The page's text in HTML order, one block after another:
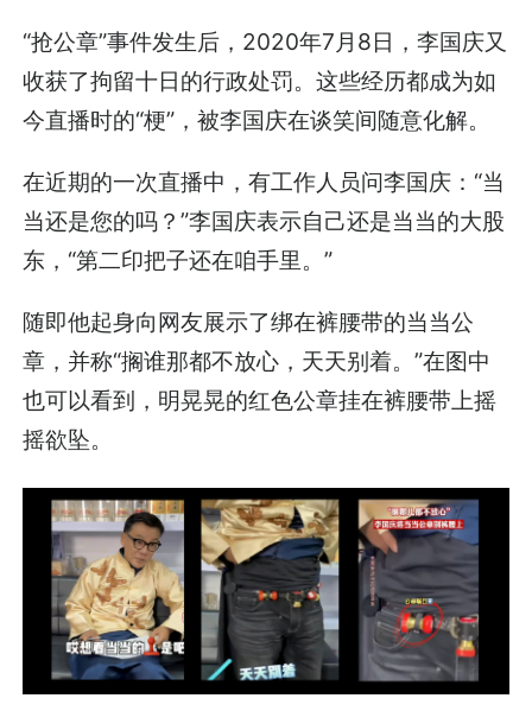
“抢公章”事件发生后，2020年7月8日，李国庆又
收获了拘留十日的行政处罚。这些经历都成为如
今直播时的“梗”，被李国庆在谈笑间随意化解。
在近期的一次直播中，有工作人员问李国庆：“当
当还是您的吗？”李国庆表示自己还是当当的大股
东，“第二印把子还在咱手里。”
随即他起身向网友展示了绑在裤腰带的当当公
章，并称“搁谁那都不放心，天天别着。”在图中
也可以看到，明晃晃的红色公章挂在裤腰带上摇
摇欲坠。